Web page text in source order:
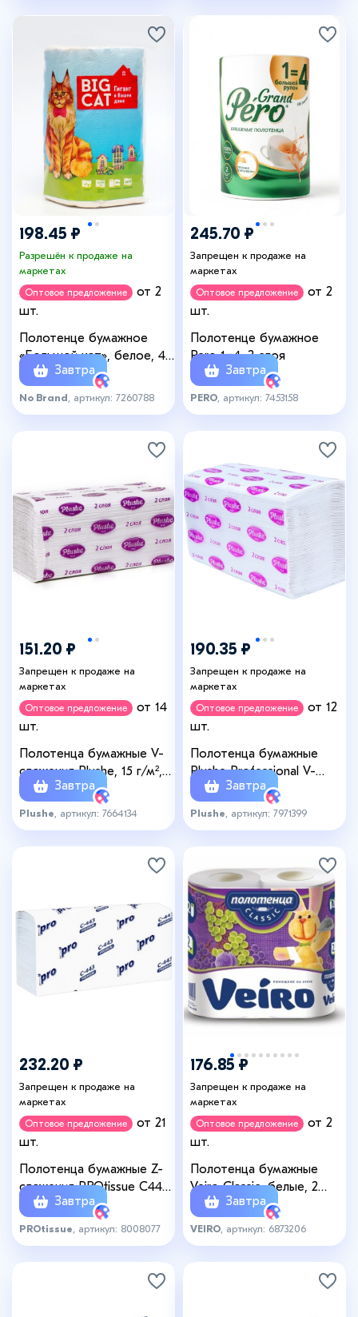
198.45 ₽
Разрешён к продаже на
маркетах
Оптовое предложение
от 2
шт.
Полотенце бумажное
«Большой кот», белое, 40
Завтра
No Brand , артикул: 7260788
245.70 ₽
Запрещен к продаже на
маркетах
Оптовое предложение
от 2
шт.
Полотенце бумажное
Pero 1=4, 2 слоя
Завтра
PERO , артикул: 7453158
151.20 ₽
Запрещен к продаже на
маркетах
Оптовое предложение
от 14
шт.
Полотенца бумажные V-
сложения Plushe, 15 г/м², 2
слоя, 150 листов
Завтра
Plushe , артикул: 7664134
190.35 ₽
Запрещен к продаже на
маркетах
Оптовое предложение
от 12
шт.
Полотенца бумажные
Plushe Professional V-
сложения, 15 г/м², 2 слоя,
200 листов
Завтра
Plushe , артикул: 7971399
232.20 ₽
Запрещен к продаже на
маркетах
Оптовое предложение
от 21
шт.
Полотенца бумажные Z-
сложения PROtissue С443,
2 слоя, 190 листов
Завтра
PROtissue , артикул: 8008077
+1
176.85 ₽
Запрещен к продаже на
маркетах
Оптовое предложение
от 2
шт.
Полотенца бумажные
Veiro Classic, белые, 2
слоя, 2 рулона
Завтра
VEIRO , артикул: 6873206